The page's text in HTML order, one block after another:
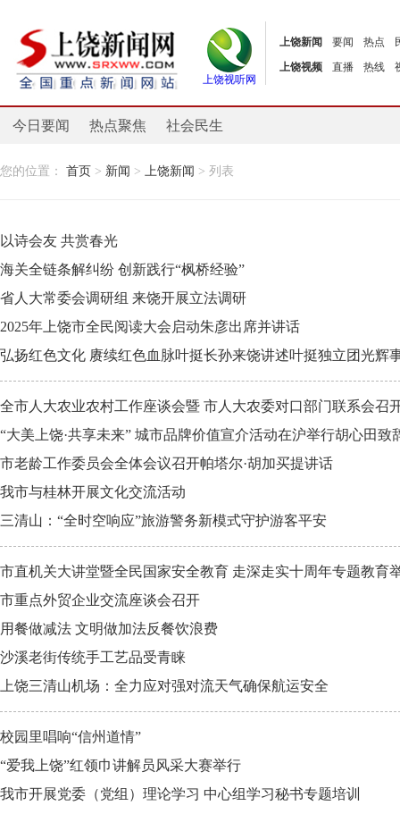
上饶视听网
上饶新闻 要闻 热点
上饶视频
直播 热线
今日要闻 热点聚焦 社会民生
您的位置： 首页 > 新闻 > 上饶新闻 > 列表
以诗会友 共赏春光
海关全链条解纠纷 创新践行“枫桥经验”
省人大常委会调研组 来饶开展立法调研
2025年上饶市全民阅读大会启动朱彦出席并讲话
弘扬红色文化 赓续红色血脉叶挺长孙来饶讲述叶挺独立团光辉
全市人大农业农村工作座谈会暨 市人大农委对口部门联系会召
“大美上饶·共享未来” 城市品牌价值宣介活动在沪举行胡心田致
市老龄工作委员会全体会议召开帕塔尔·胡加买提讲话
我市与桂林开展文化交流活动
三清山：“全时空响应”旅游警务新模式守护游客平安
市直机关大讲堂暨全民国家安全教育 走深走实十周年专题教育
市重点外贸企业交流座谈会召开
用餐做减法 文明做加法反餐饮浪费
沙溪老街传统手工艺品受青睐
上饶三清山机场：全力应对强对流天气确保航运安全
校园里唱响“信州道情”
“爱我上饶”红领巾讲解员风采大赛举行
我市开展党委（党组）理论学习 中心组学习秘书专题培训